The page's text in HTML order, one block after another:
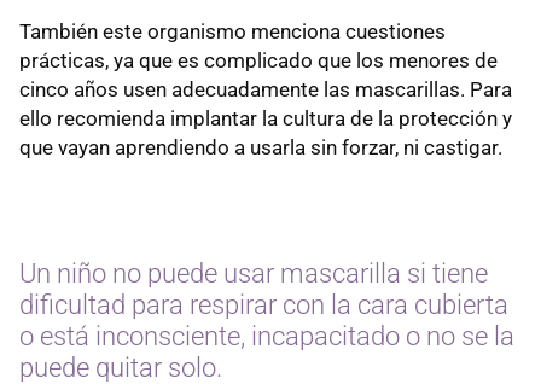
También este organismo menciona cuestiones
prácticas, ya que es complicado que los menores de
cinco años usen adecuadamente las mascarillas. Para
ello recomienda implantar la cultura de la protección y
que vayan aprendiendo a usarla sin forzar, ni castigar.
Un niño no puede usar mascarilla si tiene
dificultad para respirar con la cara cubierta
o está inconsciente, incapacitado o no se la
puede quitar solo.